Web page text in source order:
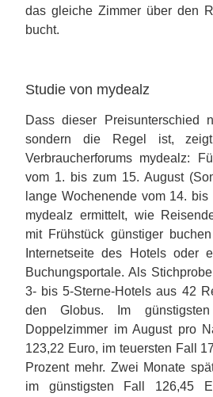
das gleiche Zimmer über den
bucht.
Studie von mydealz
Dass dieser Preisunterschied
sondern die Regel ist,
Verbraucherforums mydealz:
vom 1. bis zum 15. August
lange Wochenende vom 14.
mydealz ermittelt, wie
mit Frühstück günstiger
Internetseite des Hotels oder
Buchungsportale. Als
3- bis 5-Sterne-Hotels aus 42
den Globus. Im
Doppelzimmer im August pro
123,22 Euro, im teuersten Fall
Prozent mehr. Zwei Monate
im günstigsten Fall 126,45